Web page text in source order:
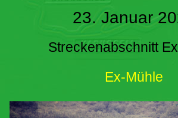
23. Januar
Streckenabschnitt
Ex-Mühle